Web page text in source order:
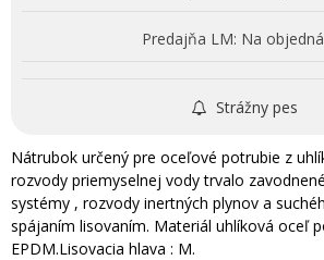
Predajňa LM: Na
Strážny pes
Nátrubok určený pre oceľové potrubie z
rozvody priemyselnej vody trvalo
systémy , rozvody inertných plynov a
spájaním lisovaním. Materiál uhlíková oceľ
EPDM.Lisovacia hlava : M.